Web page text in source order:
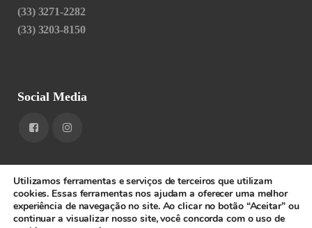
(33) 3271-2282
(33) 3203-8150
Social Media
1RIGV - CNPJ: 20.685.380/0001-52 - Todos os direitos
Utilizamos ferramentas e serviços de terceiros que utilizam
cookies. Essas ferramentas nos ajudam a oferecer uma melhor
experiência de navegação no site. Ao clicar no botão “Aceitar” ou
continuar a visualizar nosso site, você concorda com o uso de